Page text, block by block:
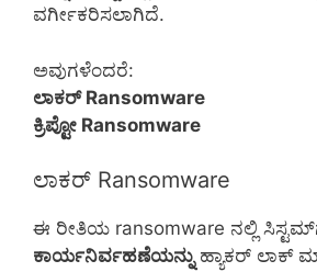
ವರ್ಗೀಕರಿಸಲಾಗಿದೆ.
ಅವುಗಳೆಂದರೆ:
ಲಾಕರ್ Ransomware
ಕ್ರಿಪ್ಟೋ Ransomware
ಲಾಕರ್ Ransomware
ಈ ರೀತಿಯ ransomware ನಲ್ಲಿ
ಕಾರ್ಯನಿರ್ವಹಣೆಯನ್ನುಹ್ಯಾಕರ್‌ ಲಾಕ್